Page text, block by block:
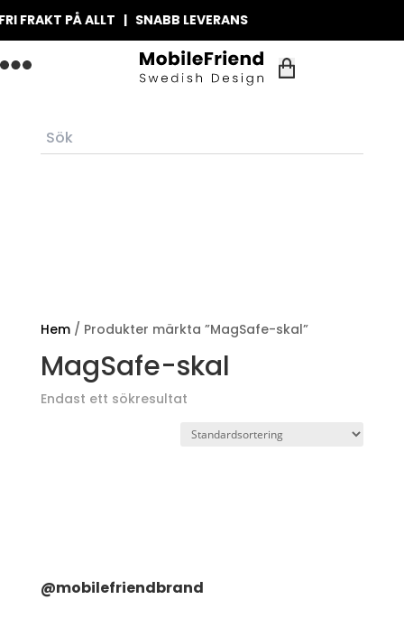
FRAKT PÅ ALLT | SNABB LEVERANS
Hem/ Produkter märkta ”MagSafe-skal”
MagSafe-skal
Endast ett sökresultat
@mobilefriendbrand